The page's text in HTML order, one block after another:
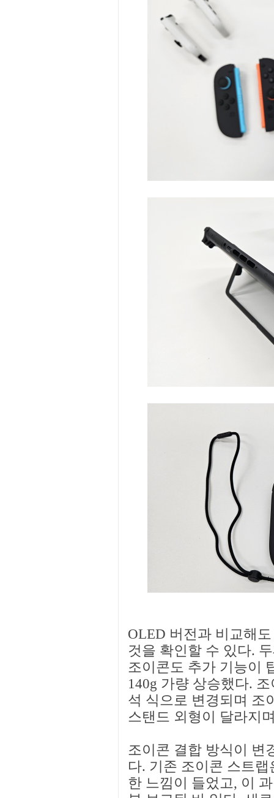
OLED 버전과 비교해
것을 확인할 수 있다.
조이콘도 추가 기능이
140g 가량 상승했다.
석 식으로 변경되며 조
스탠드 외형이 달라지
조이콘 결합 방식이 변
다. 기존 조이콘 스트
한 느낌이 들었고, 이